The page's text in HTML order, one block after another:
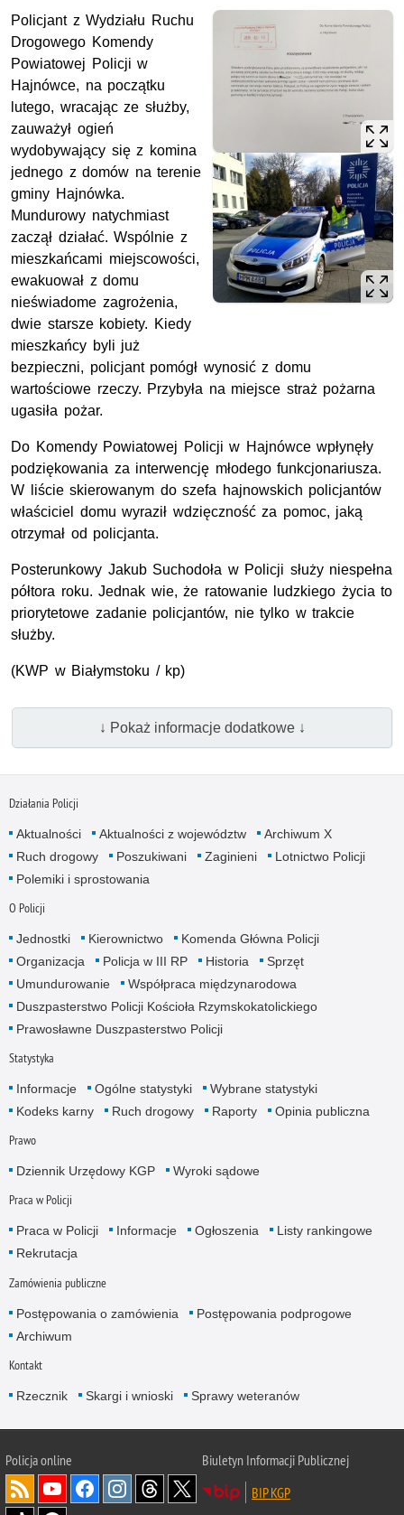
Policjant z Wydziału Ruchu
Drogowego Komendy
Powiatowej Policji w
Hajnówce, na początku
lutego, wracając ze służby,
zauważył ogień
wydobywający się z komina
jednego z domów na terenie
gminy Hajnówka.
Mundurowy natychmiast
zaczął działać. Wspólnie z
mieszkańcami miejscowości,
ewakuował z domu
nieświadome zagrożenia,
dwie starsze kobiety. Kiedy
mieszkańcy byli już
bezpieczni, policjant pomógł wynosić z domu
wartościowe rzeczy. Przybyła na miejsce straż pożarna
ugasiła pożar.
Do Komendy Powiatowej Policji w Hajnówce wpłynęły
podziękowania za interwencję młodego funkcjonariusza.
W liście skierowanym do szefa hajnowskich policjantów
właściciel domu wyraził wdzięczność za pomoc, jaką
otrzymał od policjanta.
Posterunkowy Jakub Suchodoła w Policji służy niespełna
półtora roku. Jednak wie, że ratowanie ludzkiego życia to
priorytetowe zadanie policjantów, nie tylko w trakcie
służby.
(KWP w Białymstoku / kp)
↓ Pokaż informacje dodatkowe ↓
Działania Policji
Aktualności Aktualności z województw
Archiwum X
Ruch drogowy
Poszukiwani Zaginieni
Lotnictwo Policji
Polemiki i sprostowania
O Policji
Jednostki Kierownictwo
Komenda Główna Policji
Organizacja
Policja w III RP Historia
Sprzęt
Umundurowanie
Współpraca międzynarodowa
Duszpasterstwo Policji Kościoła Rzymskokatolickiego
Prawosławne Duszpasterstwo Policji
Statystyka
Informacje Ogólne statystyki
Wybrane statystyki
Kodeks karny
Ruch drogowy Raporty Opinia publiczna
Prawo
Dziennik Urzędowy KGP Wyroki sądowe
Praca w Policji
Praca w Policji Informacje Ogłoszenia
Listy rankingowe
Rekrutacja
Zamówienia publiczne
Postępowania o zamówienia
Postępowania podprogowe
Archiwum
Kontakt
Rzecznik Skargi i wnioski Sprawy weteranów
Policjaonline
Biuletyn Informacji Publicznej
BIP KGP